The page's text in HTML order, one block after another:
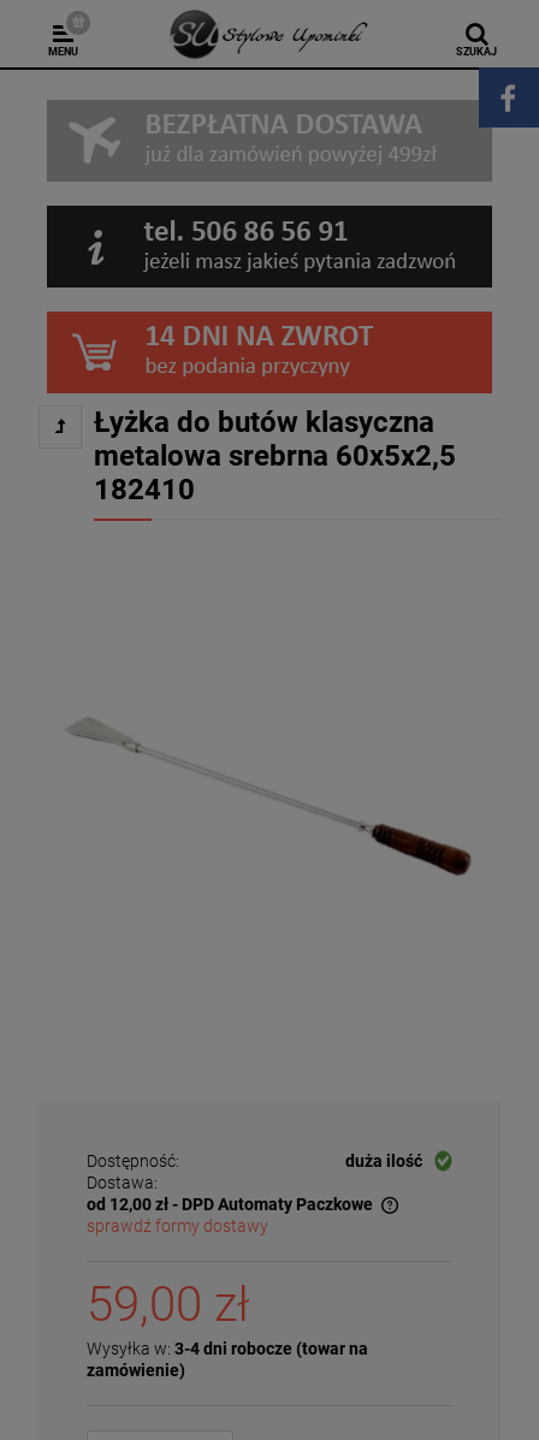
MENU SZUKAJ
Łyżka do butów klasyczna
metalowa srebrna 60x5x2,5
182410
Dostępność:
duża ilość
Dostawa:
od 12,00 zł- DPD Automaty Paczkowe
Cena nie zawiera ewentualnych kosztów płatności
sprawdź formy dostawy
59,00 zł
Wysyłka w: 3-4 dni robocze (towar na
zamówienie)